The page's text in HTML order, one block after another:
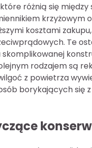
różnią się
kosztami
Te
rodzajem są
z powietrza
borykających się